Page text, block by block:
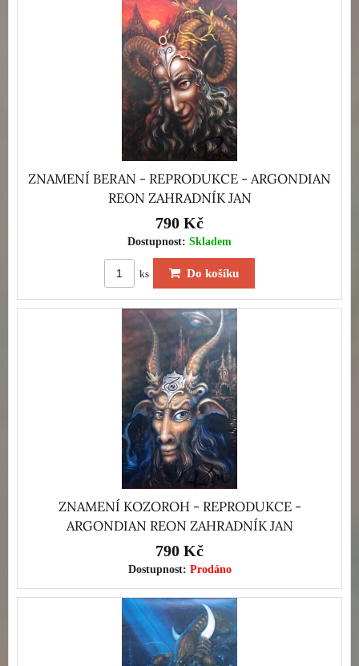
ZNAMENÍ BERAN - REPRODUKCE - ARGONDIAN
REON ZAHRADNÍK JAN
790 Kč
Dostupnost: Skladem
ks Do košíku
ZNAMENÍ KOZOROH - REPRODUKCE -
ARGONDIAN REON ZAHRADNÍK JAN
790 Kč
Dostupnost: Prodáno